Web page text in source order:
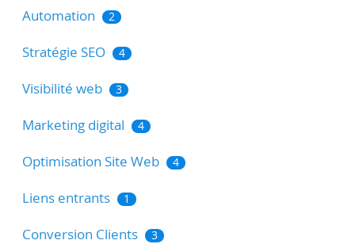
Automation 2
Stratégie SEO 4
Visibilité web 3
Marketing digital 4
Optimisation Site Web 4
Liens entrants 1
Conversion Clients 3